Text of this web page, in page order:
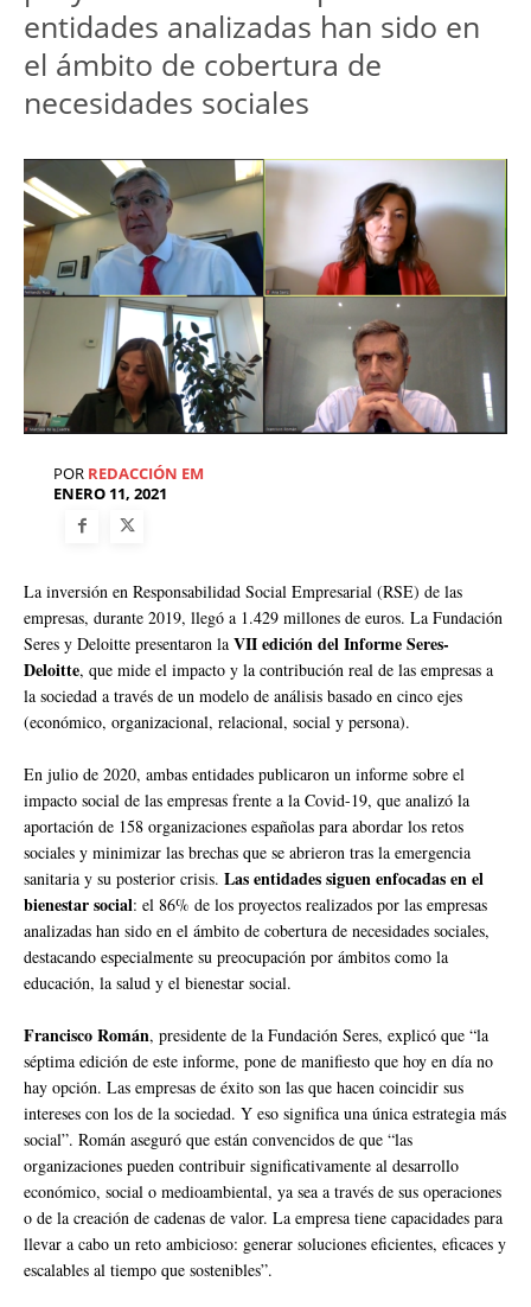
entidades analizadas han sido en
el ámbito de cobertura de
necesidades sociales
POR REDACCIÓN EM
ENERO 11, 2021
La inversión en Responsabilidad Social Empresarial (RSE) de las
empresas, durante 2019, llegó a 1.429 millones de euros. La Fundación
Seres y Deloitte presentaron la VII edición del Informe Seres-
Deloitte, que mide el impacto y la contribución real de las empresas a
la sociedad a través de un modelo de análisis basado en cinco ejes
(económico, organizacional, relacional, social y persona).
En julio de 2020, ambas entidades publicaron un informe sobre el
impacto social de las empresas frente a la Covid-19, que analizó la
aportación de 158 organizaciones españolas para abordar los retos
sociales y minimizar las brechas que se abrieron tras la emergencia
sanitaria y su posterior crisis. Las entidades siguen enfocadas en el
bienestar social: el 86% de los proyectos realizados por las empresas
analizadas han sido en el ámbito de cobertura de necesidades sociales,
destacando especialmente su preocupación por ámbitos como la
educación, la salud y el bienestar social.
Francisco Román, presidente de la Fundación Seres, explicó que “la
séptima edición de este informe, pone de manifiesto que hoy en día no
hay opción. Las empresas de éxito son las que hacen coincidir sus
intereses con los de la sociedad. Y eso significa una única estrategia más
social”. Román aseguró que están convencidos de que “las
organizaciones pueden contribuir significativamente al desarrollo
económico, social o medioambiental, ya sea a través de sus operaciones
o de la creación de cadenas de valor. La empresa tiene capacidades para
llevar a cabo un reto ambicioso: generar soluciones eficientes, eficaces y
escalables al tiempo que sostenibles”.